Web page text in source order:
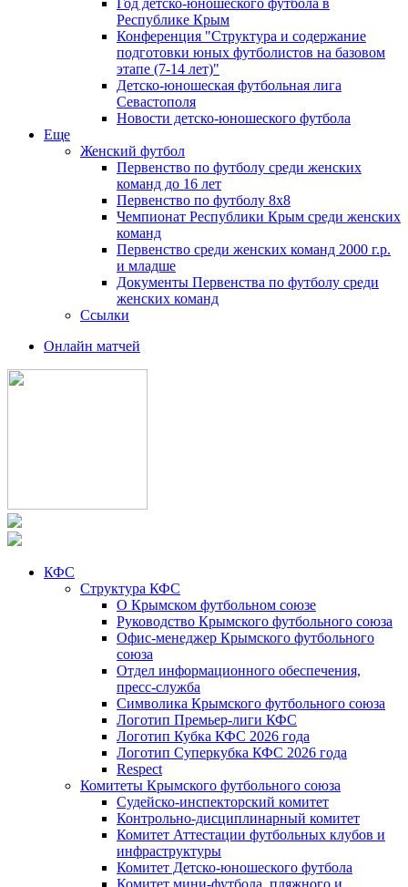
Год детско-юношеского футбола в
Республике Крым
Конференция "Структура и содержание
подготовки юных футболистов на базовом
этапе (7-14 лет)"
Детско-юношеская футбольная лига
Севастополя
Новости детско-юношеского футбола
Еще
Женский футбол
Первенство по футболу среди женских
команд до 16 лет
Первенство по футболу 8х8
Чемпионат Республики Крым среди женских
команд
Первенство среди женских команд 2000 г.р.
и младше
Документы Первенства по футболу среди
женских команд
Ссылки
Онлайн матчей
КФС
Структура КФС
О Крымском футбольном союзе
Руководство Крымского футбольного союза
Офис-менеджер Крымского футбольного
союза
Отдел информационного обеспечения,
пресс-служба
Символика Крымского футбольного союза
Логотип Премьер-лиги КФС
Логотип Кубка КФС 2026 года
Логотип Суперкубка КФС 2026 года
Respect
Комитеты Крымского футбольного союза
Судейско-инспекторский комитет
Контрольно-дисциплинарный комитет
Комитет Аттестации футбольных клубов и
инфраструктуры
Комитет Детско-юношеского футбола
Комитет мини-футбола, пляжного и